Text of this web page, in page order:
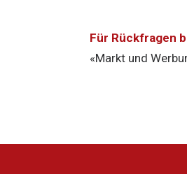
Für Rückfragen
«Markt und